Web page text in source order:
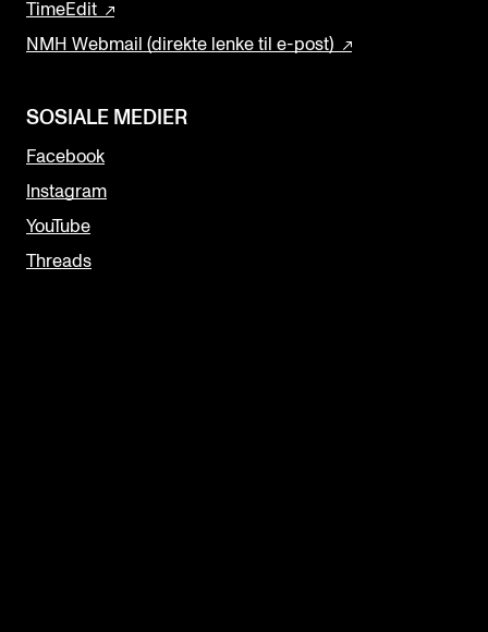
TimeEdit
NMH Webmail (direkte lenke til e-post)
SOSIALE MEDIER
Facebook
Instagram
YouTube
Threads